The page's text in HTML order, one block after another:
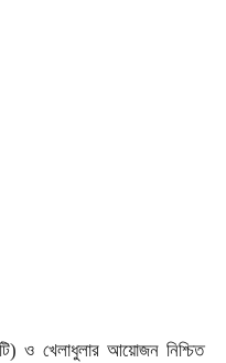
ও খেলাধুলার আয়োজন নিশ্চিত